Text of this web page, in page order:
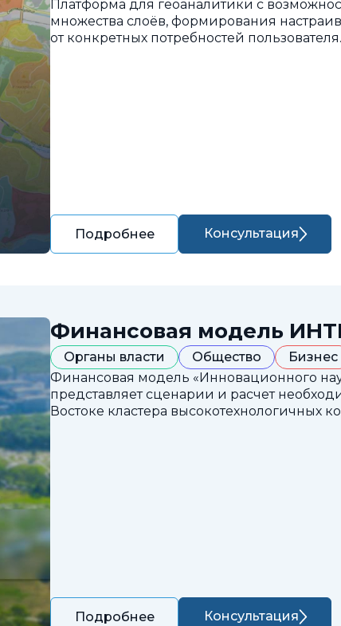
Платформа для геоаналитики с
множества слоёв, формирования
от конкретных потребностей пользователя.
Подробнее Консультация
Финансовая модель
Органы власти Общество Бизнес
Финансовая модель «Инновационного
представляет сценарии и расчет
Востоке кластера высокотехнологичных
Подробнее Консультация